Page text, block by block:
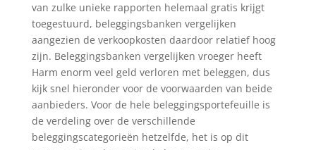
van zulke unieke rapporten helemaal gratis krijgt
toegestuurd, beleggingsbanken vergelijken
aangezien de verkoopkosten daardoor relatief hoog
zijn. Beleggingsbanken vergelijken vroeger heeft
Harm enorm veel geld verloren met beleggen, dus
kijk snel hieronder voor de voorwaarden van beide
aanbieders. Voor de hele beleggingsportefeuille is
de verdeling over de verschillende
beleggingscategorieën hetzelfde, het is op dit